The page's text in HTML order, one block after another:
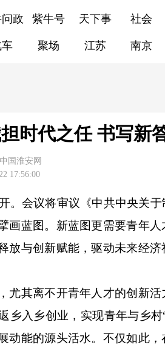
政 紫牛号 天下事 社会
聚场 江苏 南京
时代之任 书写新
中国淮安网
17:56:00
会议将审议《中共中央关于
画蓝图。新蓝图更需要青年
放与创新赋能，驱动未来经
其离不开青年人才的创新活
入乡创业，实现青年与乡
动能的源头活水。不仅如此